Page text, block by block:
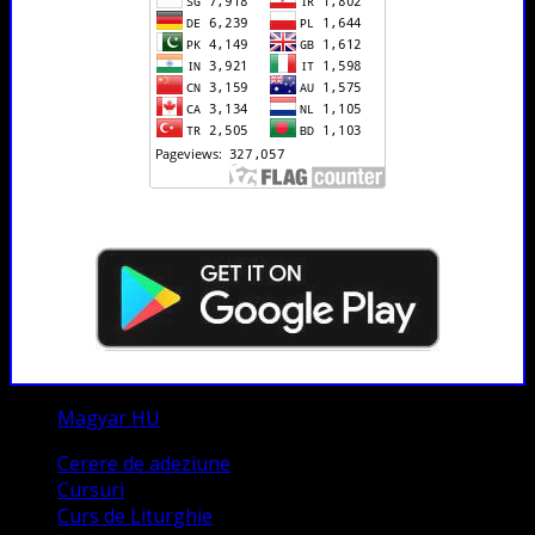
Magyar HU
Cerere de adeziune
Cursuri
Curs de Liturghie